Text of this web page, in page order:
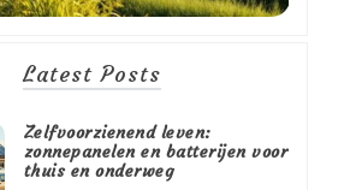
Latest Posts
Zelfvoorzienend leven:
zonnepanelen en batterijen voor
thuis en onderweg